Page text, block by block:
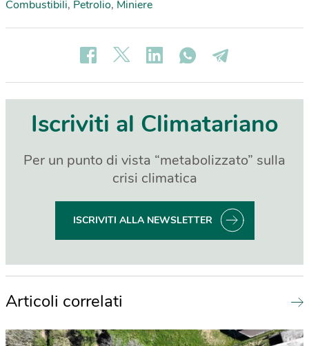
Combustibili, Petrolio, Miniere
Iscriviti al Climatariano
Per un punto di vista “metabolizzato” sulla
crisi climatica
ISCRIVITI ALLA NEWSLETTER
Articoli correlati